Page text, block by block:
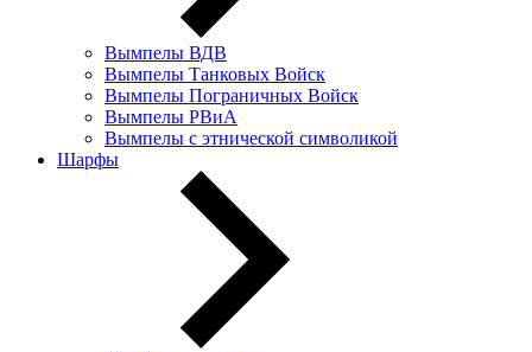
Вымпелы ВДВ
Вымпелы Танковых Войск
Вымпелы Пограничных Войск
Вымпелы РВиА
Вымпелы с этнической символикой
Шарфы